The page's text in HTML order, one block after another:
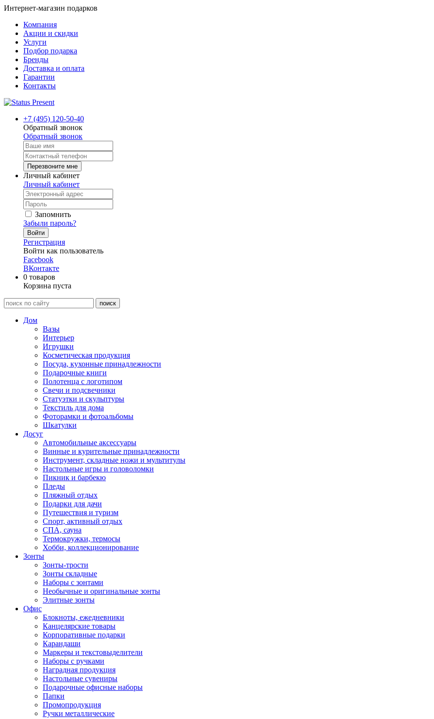
Интернет-магазин подарков
Компания
Акции и скидки
Услуги
Подбор подарка
Бренды
Доставка и оплата
Гарантии
Контакты
+7 (495) 120-50-40
Обратный звонок
Обратный звонок
Перезвоните мне
Личный кабинет
Личный кабинет
Запомнить
Забыли пароль?
Войти
Регистрация
Войти как пользователь
Facebook
ВКонтакте
0 товаров
Корзина пуста
Дом
Вазы
Интерьер
Игрушки
Косметическая продукция
Посуда, кухонные принадлежности
Подарочные книги
Полотенца с логотипом
Свечи и подсвечники
Статуэтки и скульптуры
Текстиль для дома
Фоторамки и фотоальбомы
Шкатулки
Досуг
Автомобильные аксессуары
Винные и курительные принадлежности
Инструмент, складные ножи и мультитулы
Настольные игры и головоломки
Пикник и барбекю
Пледы
Пляжный отдых
Подарки для дачи
Путешествия и туризм
Спорт, активный отдых
СПА, сауна
Термокружки, термосы
Хобби, коллекционирование
Зонты
Зонты-трости
Зонты складные
Наборы с зонтами
Необычные и оригинальные зонты
Элитные зонты
Офис
Блокноты, ежедневники
Канцелярские товары
Корпоративные подарки
Карандаши
Маркеры и текстовыделители
Наборы с ручками
Наградная продукция
Настольные сувениры
Подарочные офисные наборы
Папки
Промопродукция
Ручки металлические